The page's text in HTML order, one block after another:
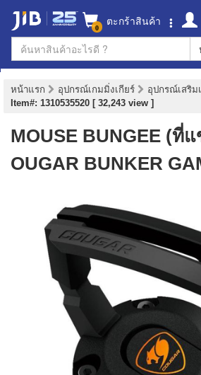
0 ตะกร้าสินค้า
หน้าแรก อุปกรณ์เกมมิ่งเกียร์ อุปกรณ์เสริม
Item#: 1310535520 [ 32,243 view ]
MOUSE BUNGEE (ที่
OUGAR BUNKER